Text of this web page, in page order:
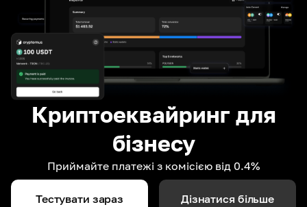
Криптоеквайринг для
бізнесу
Приймайте платежі з комісією від 0.4%
Тестувати зараз Дізнатися більше